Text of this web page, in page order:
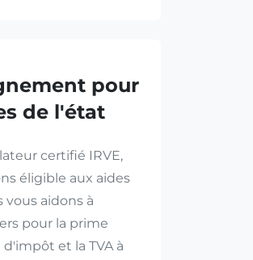
pour
de l'état
certifié IRVE,
éligible aux aides
vous aidons à
pour la prime
et la TVA à